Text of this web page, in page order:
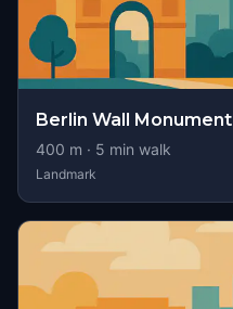
Berlin Wall Monument
400 m · 5 min walk
Landmark